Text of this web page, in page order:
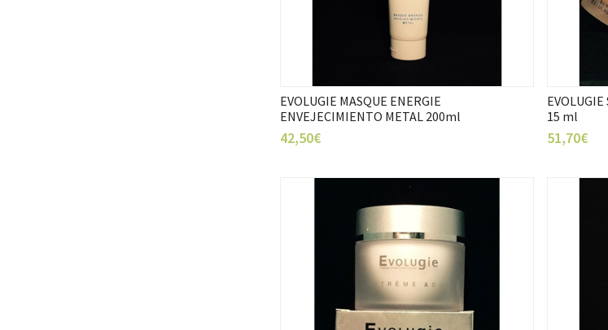
EVOLUGIE MASQUE ENERGIE
ENVEJECIMIENTO METAL 200ml
42,50€
EVOLUGIE
15 ml
51,70€